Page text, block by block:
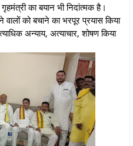
का बयान भी निदांत्मक है।
को बचाने का भरपूर प्रयास किया
अन्याय, अत्याचार, शोषण किया